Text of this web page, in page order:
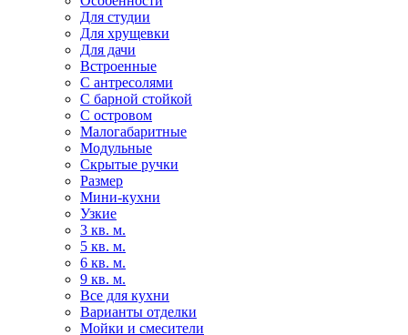
Для студии
Для хрущевки
Для дачи
Встроенные
С антресолями
С барной стойкой
С островом
Малогабаритные
Модульные
Скрытые ручки
Размер
Мини-кухни
Узкие
3 кв. м.
5 кв. м.
6 кв. м.
9 кв. м.
Все для кухни
Варианты отделки
Мойки и смесители